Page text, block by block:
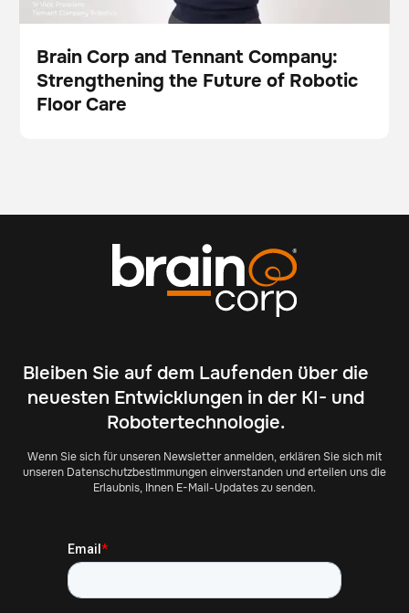
Video
Brain Corp and Tennant Company:
Strengthening the Future of Robotic
Floor Care
Bleiben Sie auf dem Laufenden über die
neuesten Entwicklungen in der KI- und
Robotertechnologie.
Wenn Sie sich für unseren Newsletter anmelden, erklären Sie sich mit
unseren Datenschutzbestimmungen einverstanden und erteilen uns die
Erlaubnis, Ihnen E-Mail-Updates zu senden.